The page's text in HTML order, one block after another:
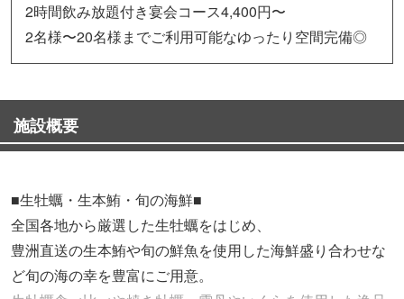
2時間飲み放題付き宴会コース4,400円〜
2名様〜20名様までご利用可能なゆったり空間完備◎
施設概要
■生牡蠣・生本鮪・旬の海鮮■
全国各地から厳選した生牡蠣をはじめ、
豊洲直送の生本鮪や旬の鮮魚を使用した海鮮盛り合わせな
ど旬の海の幸を豊富にご用意。